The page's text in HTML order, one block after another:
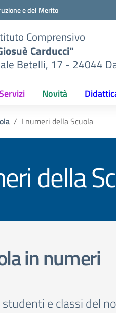
e del Merito
Comprensivo
Carducci"
Betelli, 17 - 24044
Novità
I numeri della Scuola
della
in numeri
e classi del